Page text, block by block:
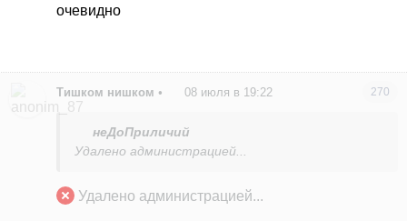
очевидно
Тишком нишком • 08 июля в 19:22 270
неДоПриличий
Удалено администрацией...
Удалено администрацией...